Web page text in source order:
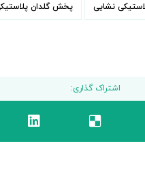
نشایی پخش گلدان